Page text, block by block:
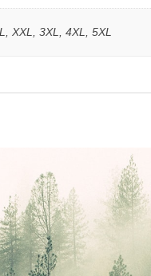
XXL, 3XL, 4XL, 5XL